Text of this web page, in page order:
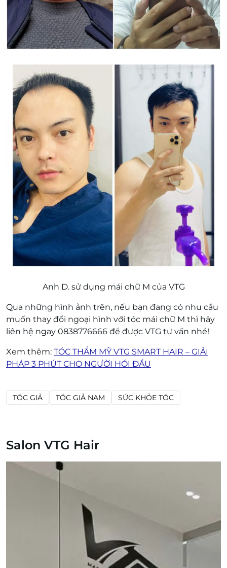
Anh D. sử dụng mái chữ M của VTG
Qua những hình ảnh trên, nếu bạn đang có nhu cầu
muốn thay đổi ngoại hình với tóc mái chữ M thì hãy
liên hệ ngay 0838776666 để được VTG tư vấn nhé!
Xem thêm: TÓC THẨM MỸ VTG SMART HAIR – GIẢI
PHÁP 3 PHÚT CHO NGƯỜI HÓI ĐẦU
TÓC GIẢ TÓC GIẢ NAM SỨC KHỎE TÓC
Salon VTG Hair